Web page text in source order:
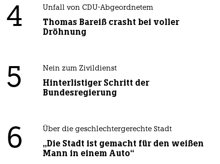
4 Unfall von CDU-Abgeordnetem
Thomas Bareiß crasht bei voller
Dröhnung
5 Nein zum Zivildienst
Hinterlistiger Schritt der
Bundesregierung
6 Über die geschlechtergerechte Stadt
„Die Stadt ist gemacht für den weißen
Mann in einem Auto“